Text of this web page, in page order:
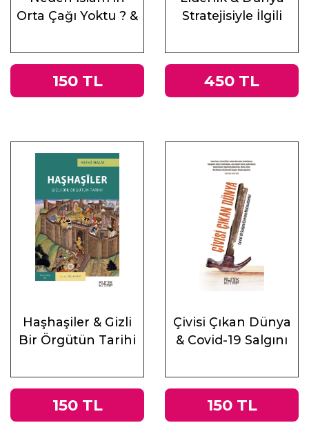
Orta Çağı Yoktu ? &
ve Doğu
150 TL
Stratejisiyle İlgili
450 TL
Haşhaşiler & Gizli
Bir Örgütün Tarihi
150 TL
Çivisi Çıkan Dünya
& Covid-19 Salgını
Muhasebeler
150 TL